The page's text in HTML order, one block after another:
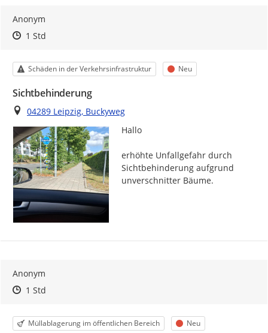
Anonym
Zeitpunkt des Erstellens
Zeitpunkt des Erstellens
1 StdZur Äußerung
Kategorie
Schäden in der Verkehrsinfrastruktur Status
Neu
Sichtbehinderung
Ort
04289 Leipzig, Buckyweg
Hallo
erhöhte Unfallgefahr durch
Sichtbehinderung aufgrund
Anonym
Zeitpunkt des Erstellens
Zeitpunkt des Erstellens
1 StdZur Äußerung
Kategorie
Müllablagerung im öffentlichen Bereich Status
Neu